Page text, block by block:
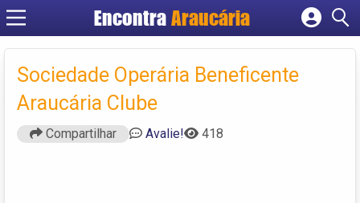
EncontraAraucária
Cadastrar empresa
Criar conta
Sociedade Operária Beneficente
Araucária Clube
Compartilhar Avalie! 418